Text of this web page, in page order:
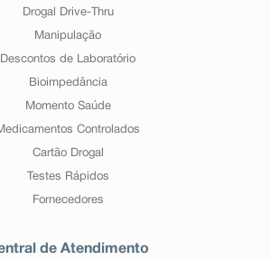
Drogal Drive-Thru
Manipulação
Descontos de Laboratório
Bioimpedância
Momento Saúde
Controlados
Cartão Drogal
Testes Rápidos
Fornecedores
de Atendimento